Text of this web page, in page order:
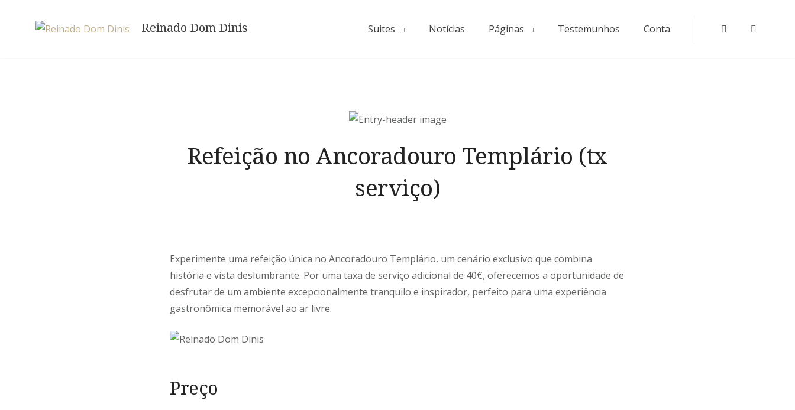
Reinado Dom Dinis Suites Notícias Páginas Testemunhos Conta Instagram
Refeição no Ancoradouro Templário (tx
serviço)
Experimente uma refeição única no Ancoradouro Templário, um cenário exclusivo que combina
história e vista deslumbrante. Por uma taxa de serviço adicional de 40€, oferecemos a oportunidade de
desfrutar de um ambiente excepcionalmente tranquilo e inspirador, perfeito para uma experiência
gastronômica memorável ao ar livre.
Preço